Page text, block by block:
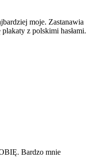
moje. Zastanawia
z polskimi hasłami.
Bardzo mnie